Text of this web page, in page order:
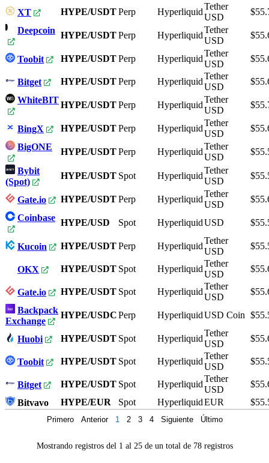
XT HYPE/USDTPerp Hyperliquid
Tether
USD
Deepcoin HYPE/USDTPerp Hyperliquid
Tether
USD
Toobit HYPE/USDTPerp Hyperliquid
Tether
USD
Bitget HYPE/USDTPerp Hyperliquid
Tether
USD
WhiteBITHYPE/USDTPerp Hyperliquid
Tether
USD
BingX HYPE/USDTPerp Hyperliquid
Tether
USD
BigONE
HYPE/USDTPerp Hyperliquid
Tether
USD
Bybit
(Spot)
HYPE/USDT Spot Hyperliquid
Tether
USD
Gate.io HYPE/USDTPerp Hyperliquid
Tether
USD
Coinbase HYPE/USD Spot HyperliquidUSD
Kucoin HYPE/USDTPerp Hyperliquid
Tether
USD
OKX HYPE/USDT Spot Hyperliquid
Tether
USD
Gate.io HYPE/USDT Spot Hyperliquid
Tether
USD
Backpack
Exchange
HYPE/USDCPerp HyperliquidUSD Coin
Huobi HYPE/USDT Spot Hyperliquid
Tether
USD
Toobit HYPE/USDT Spot Hyperliquid
Tether
USD
Bitget HYPE/USDT Spot Hyperliquid
Tether
USD
Bitvavo
HYPE/EUR Spot HyperliquidEUR
Mostrando registros del 1 al 25 de un total de 78 registros
Primero Anterior 1 2 3 4 Siguiente Último